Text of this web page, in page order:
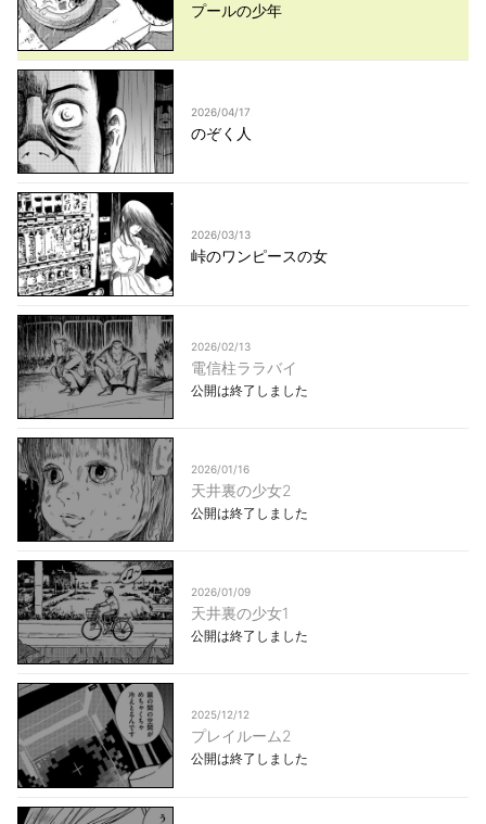
プールの少年
2026/04/17
のぞく人
2026/03/13
峠のワンピースの女
2026/02/13
電信柱ララバイ
公開は終了しました
2026/01/16
天井裏の少女2
公開は終了しました
2026/01/09
天井裏の少女1
公開は終了しました
2025/12/12
プレイルーム2
公開は終了しました